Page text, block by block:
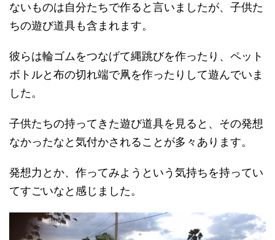
ないものは自分たちで作ると言いましたが、子供た
ちの遊び道具も含まれます。
彼らは輪ゴムをつなげて縄跳びを作ったり、ペット
ボトルと布の切れ端で凧を作ったりして遊んでいま
した。
子供たちの持ってきた遊び道具を見ると、その発想
なかったなと気付かされることが多々あります。
発想力とか、作ってみようという気持ちを持ってい
てすごいなと感じました。